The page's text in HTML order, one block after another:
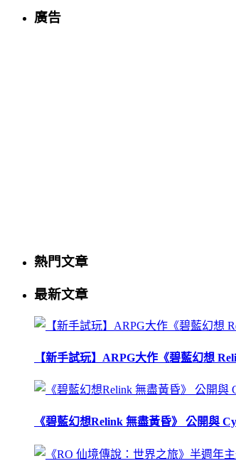
廣告
熱門文章
最新文章
【新手試玩】ARPG大作《碧藍幻想
《碧藍幻想Relink 無盡黃昏》 公開與